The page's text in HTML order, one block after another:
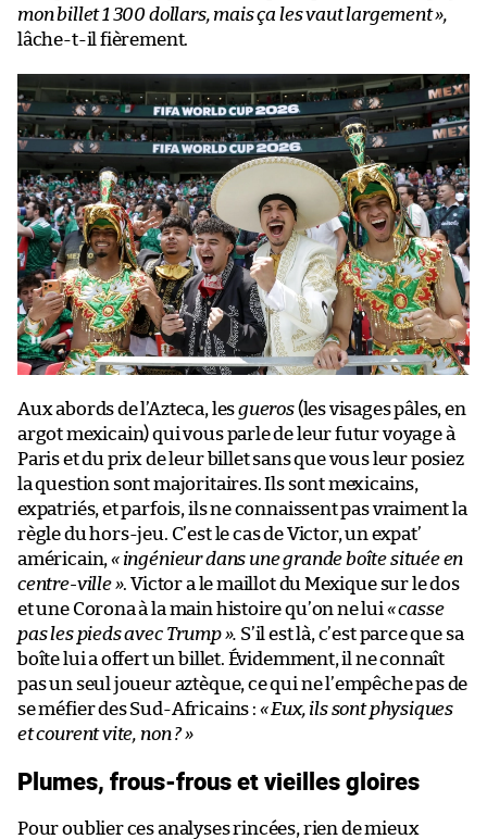
mon billet 1 300 dollars, mais ça les vaut largement »,
lâche-t-il fièrement.
Aux abords de l’Azteca, lesgueros(les visages pâles, en
argot mexicain) qui vous parle de leur futur voyage à
Paris et du prix de leur billet sans que vous leur posiez
la question sont majoritaires. Ils sont mexicains,
expatriés, et parfois, ils ne connaissent pas vraiment la
règle du hors-jeu. C’est le cas de Victor, un expat’
américain,« ingénieur dans une grande boîte située en
centre-ville ». Victor a le maillot du Mexique sur le dos
et une Corona à la main histoire qu’on ne lui « casse
pas les pieds avec Trump ». S’il est là, c’est parce que sa
boîte lui a offert un billet. Évidemment, il ne connaît
pas un seul joueur aztèque, ce qui ne l’empêche pas de
se méfier des Sud-Africains : « Eux, ils sont physiques
et courent vite, non ? »
Plumes, frous-frous et vieilles gloires
Pour oublier ces analyses rincées, rien de mieux